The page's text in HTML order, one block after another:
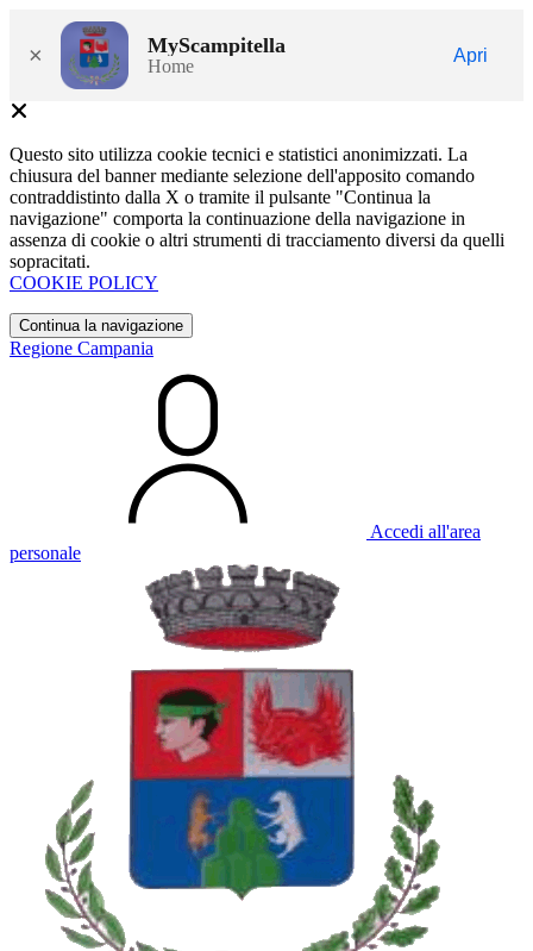
× MyScampitella
Home
Apri
Questo sito utilizza cookie tecnici e statistici anonimizzati. La
chiusura del banner mediante selezione dell'apposito comando
contraddistinto dalla X o tramite il pulsante "Continua la
navigazione" comporta la continuazione della navigazione in
assenza di cookie o altri strumenti di tracciamento diversi da quelli
sopracitati.
COOKIE POLICY
Continua la navigazione
Regione Campania
Accedi all'area
personale